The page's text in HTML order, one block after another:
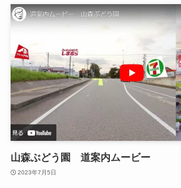
山森ぶどう園 道案内ムービー
2023年7月5日